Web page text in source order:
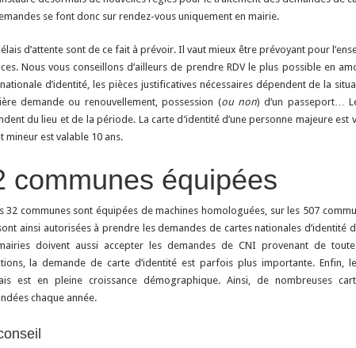
se font donc sur rendez-vous uniquement en mairie.
d’attente sont de ce fait à prévoir. Il vaut mieux être prévoyant pour
Nous vous conseillons d’ailleurs de prendre RDV le plus possible en
d’identité, les pièces justificatives nécessaires dépendent de la
demande ou renouvellement, possession (ou non) d’un passeport…
du lieu et de la période. La carte d’identité d’une personne majeure est
mineur est valable 10 ans.
communes équipées
32 communes sont équipées de machines homologuées, sur les 507
ainsi autorisées à prendre les demandes de cartes nationales d’identité
doivent aussi accepter les demandes de CNI provenant de
la demande de carte d’identité est parfois plus importante. Enfin,
est en pleine croissance démographique. Ainsi, de nombreuses
chaque année.